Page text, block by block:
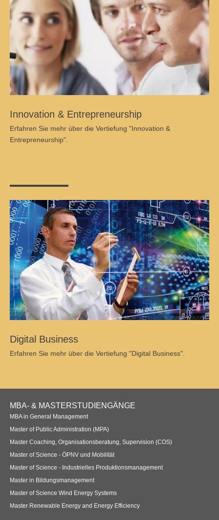
Innovation & Entrepreneurship
Erfahren Sie mehr über die Vertiefung "Innovation &
Entrepreneurship".
Digital Business
Erfahren Sie mehr über die Vertiefung "Digital Business".
Footer
Navigation
MBA- & MASTERSTUDIENGÄNGE
MBA in General Management
Master of Public Administration (MPA)
Master Coaching, Organisationsberatung, Supervision (COS)
Master of Science - ÖPNV und Mobilität
Master of Science - Industrielles Produktionsmanagement
Master in Bildungsmanagement
Master of Science Wind Energy Systems
Master Renewable Energy and Energy Efficiency